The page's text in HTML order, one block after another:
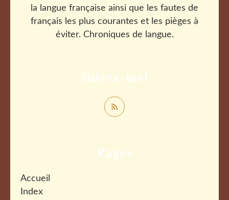
Pages
Accueil
Index
Suivez-moi
la langue française ainsi que les fautes de
français les plus courantes et les pièges à
éviter. Chroniques de langue.